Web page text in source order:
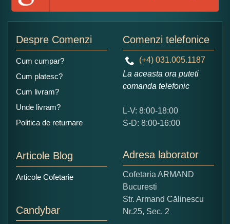
Ce nota acordati acestui produs?
5
Copiati alaturi numarul din imagine:
Despre Comenzi
Cum cumpar?
Cum platesc?
Cum livram?
Unde livram?
Politica de returnare
Articole Blog
Articole Cofetarie
Candybar
Comenzi telefonice
(+4) 031.005.1187
La aceasta ora puteti
comanda telefonic
L-V: 8:00-18:00
S-D: 8:00-16:00
Adresa laborator
Cofetaria ARMAND
Bucuresti
Str. Armand Călinescu
Nr.25, Sec. 2